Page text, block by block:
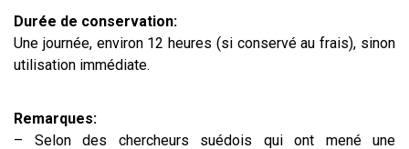
Durée de conservation:
Une journée, environ 12 heures (si conservé au frais), sinon
utilisation immédiate.
Remarques:
– Selon des chercheurs suédois qui ont mené une